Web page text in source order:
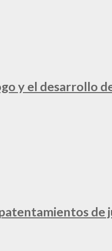
y el desarrollo
de